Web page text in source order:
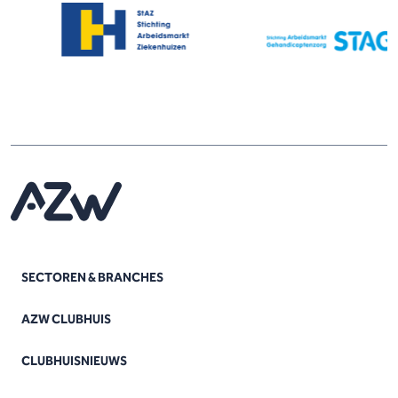
SECTOREN & BRANCHES
AZW CLUBHUIS
CLUBHUISNIEUWS